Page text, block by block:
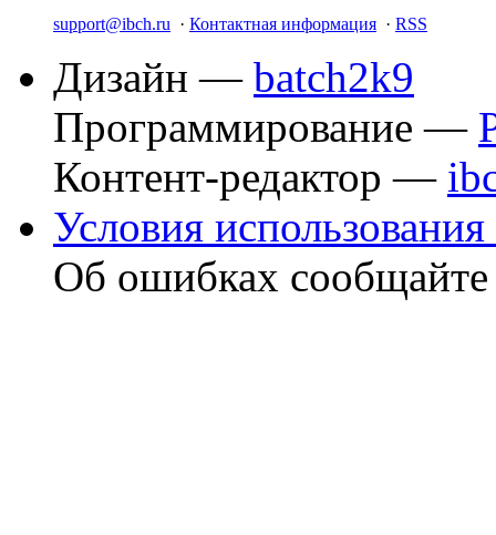
support@ibch.ru · Контактная информация · RSS
Дизайн — batch2k9
Программирование —
Контент-редактор —
Условия использования
Об ошибках